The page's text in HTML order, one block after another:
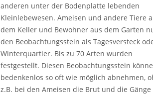
anderen unter der Bodenplatte lebenden
Kleinlebewesen. Ameisen und andere Tiere
dem Keller und Bewohner aus dem Garten
den Beobachtungsstein als Tagesversteck
Winterquartier. Bis zu 70 Arten wurden
festgestellt. Diesen Beobachtungsstein
bedenkenlos so oft wie möglich abnehmen,
z.B. ­bei den Ameisen die Brut und die Gänge